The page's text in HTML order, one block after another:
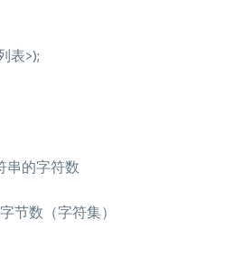
表>);
串的字符数
节数（字符集）